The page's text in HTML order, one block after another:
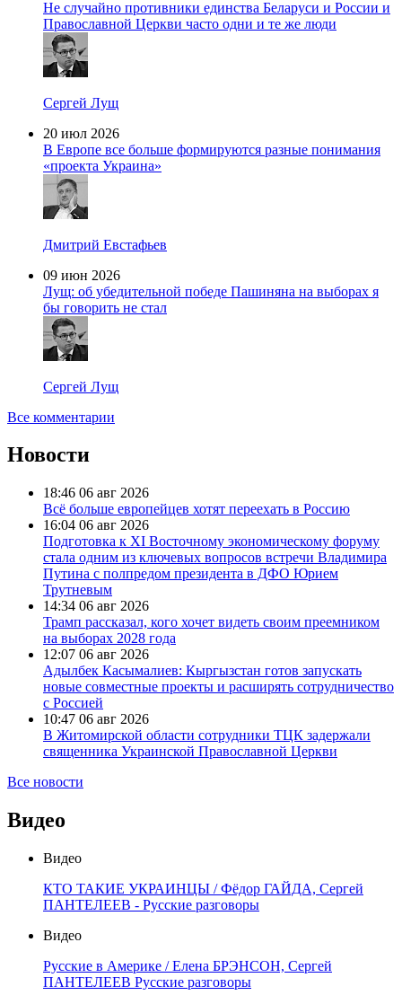
Не случайно противники единства Беларуси и России и
Православной Церкви часто одни и те же люди
Сергей Лущ
20 июл 2026
В Европе все больше формируются разные понимания
«проекта Украина»
Дмитрий Евстафьев
09 июн 2026
Лущ: об убедительной победе Пашиняна на выборах я
бы говорить не стал
Сергей Лущ
Все комментарии
Новости
18:46 06 авг 2026
Всё больше европейцев хотят переехать в Россию
16:04 06 авг 2026
Подготовка к XI Восточному экономическому форуму
стала одним из ключевых вопросов встречи Владимира
Путина с полпредом президента в ДФО Юрием
Трутневым
14:34 06 авг 2026
Трамп рассказал, кого хочет видеть своим преемником
на выборах 2028 года
12:07 06 авг 2026
Адылбек Касымалиев: Кыргызстан готов запускать
новые совместные проекты и расширять сотрудничество
с Россией
10:47 06 авг 2026
В Житомирской области сотрудники ТЦК задержали
священника Украинской Православной Церкви
Все новости
Видео
Видео
КТО ТАКИЕ УКРАИНЦЫ / Фёдор ГАЙДА, Сергей
ПАНТЕЛЕЕВ - Русские разговоры
Видео
Русские в Америке / Елена БРЭНСОН, Сергей
ПАНТЕЛЕЕВ Русские разговоры